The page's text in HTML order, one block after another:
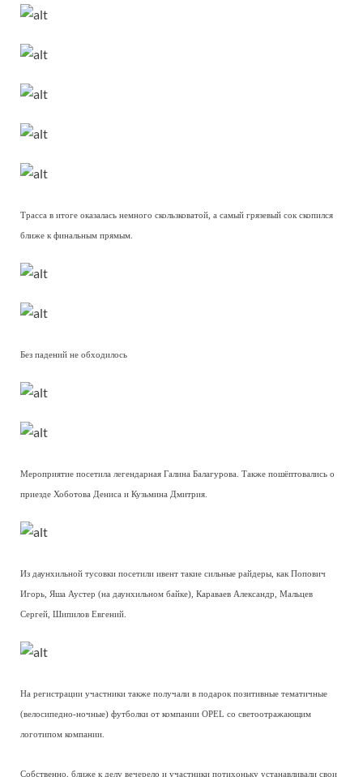
Трасса в итоге оказалась немного скользковатой, а самый грязевый сок скопился
ближе к финальным прямым.
Без падений не обходилось
Мероприятие посетила легендарная Галина Балагурова. Также пошёптовались о
приезде Хоботова Дениса и Кузьмина Дмитрия.
Из даунхильной тусовки посетили ивент такие сильные райдеры, как Попович
Игорь, Яша Аустер (на даунхильном байке), Караваев Александр, Мальцев
Сергей, Шипилов Евгений.
На регистрации участники также получали в подарок позитивные тематичные
(велосипедно-ночные) футболки от компании OPEL со светоотражающим
логотипом компании.
Собственно, ближе к делу вечерело и участники потихоньку устанавливали свои